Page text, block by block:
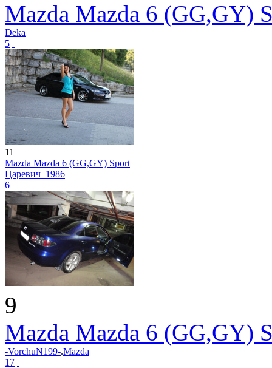
Mazda Mazda 6 (GG,GY)
Deka
5
11
Mazda Mazda 6 (GG,GY) Sport
Царевич_1986
6
9
Mazda Mazda 6 (GG,GY)
-VorchuN199-.Mazda
17